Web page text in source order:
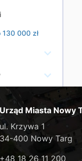
000 zł
Urząd Miasta Nowy
ul. Krzywa 1
34-400 Nowy Targ
+48 18 26 11 200